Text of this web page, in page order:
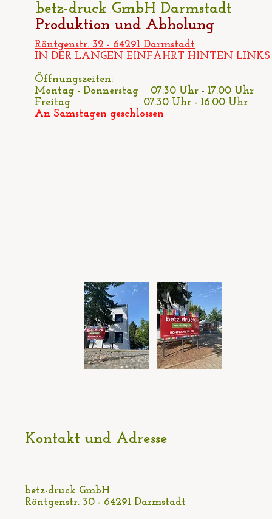
betz-druck GmbH Darmstadt
Produktion und Abholung
Röntgenstr. 32 - 64291 Darmstadt
IN DER LANGEN EINFAHRT HINTEN LINKS
Öffnungszeiten:
Montag - Donnerstag 07.30 Uhr - 17.00 Uhr
Freitag 07.30 Uhr - 16.00 Uhr
An Samstagen geschlossen
Kontakt und Adresse
betz-druck GmbH
Röntgenstr. 30 - 64291 Darmstadt